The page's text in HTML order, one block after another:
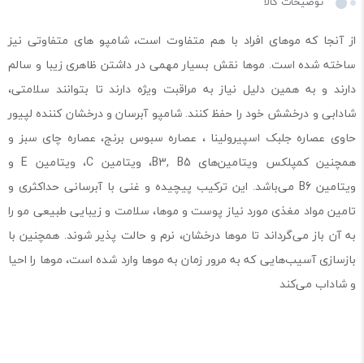
از آنجا که موهای افراد با هم متفاوت است، شامپو های متفاوتی نیز
ساخته شده است. موها نقش بسیار مهمی در داشتن ظاهری زیبا و سالم
دارند و به همین دلیل نیاز به مراقبت ویژه دارند تا بتوانند سلامتی،
شادابی و درخشش خود را حفظ کنند. شامپو آبرسان و درخشان کننده لپیور
حاوی عصاره جلبک اسپیرولینا ، عصاره سبوس برنج، عصاره چای سبز و
همچنین کمپلکس ویتامین‌های B3, B5، ویتامین C، ویتامین E و
ویتامین B6 می‌باشد. این ترکیب پیچیده و غنی با آبرسانی حداکثری و
تامین مواد مغذی مورد نیاز پوست و موها، سلامت و زیبایی طبیعی مو را
به آن باز می‌گرداند تا موها درخشان، نرم و حالت پذیر شوند. همچنین با
بازسازی آسیب‌هایی که به مرور زمان به موها وارد شده است، موها را احیا
و شاداب می‌کند